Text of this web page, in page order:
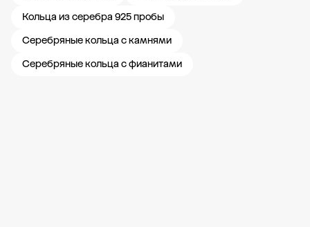
Кольца из серебра 925 пробы
Серебряные кольца с камнями
Серебряные кольца с фианитами